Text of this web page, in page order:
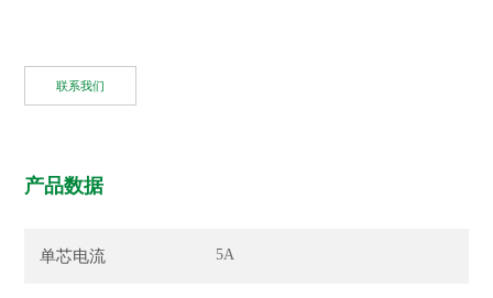
联系我们
产品数据
单芯电流 5A